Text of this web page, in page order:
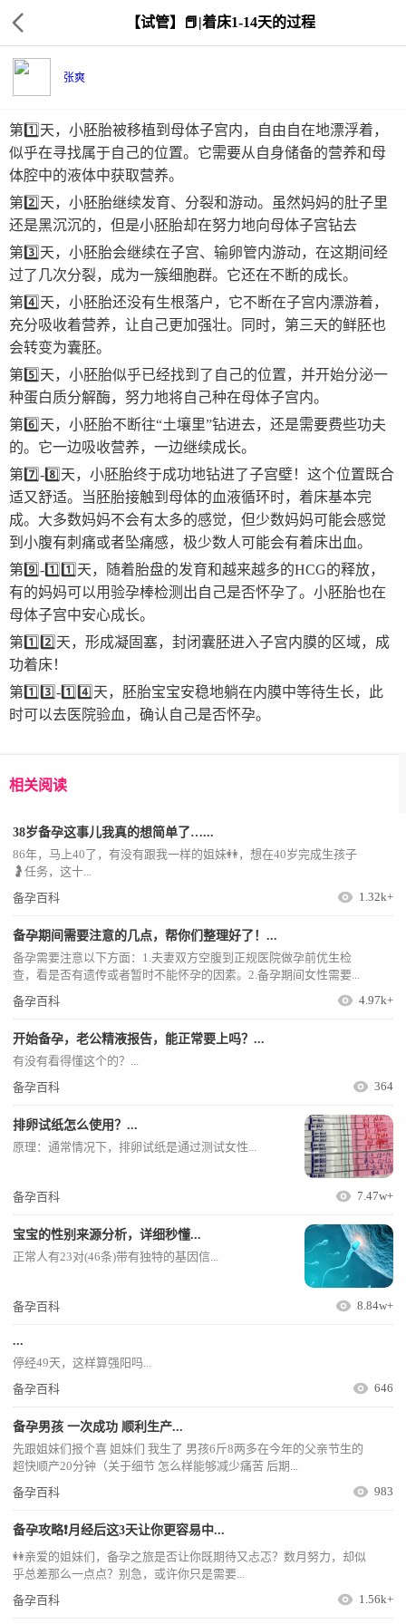
【试管】📕|着床1-14天的过程
张爽
第1️⃣天，小胚胎被移植到母体子宫内，自由自在地漂浮着，
似乎在寻找属于自己的位置。它需要从自身储备的营养和母
体腔中的液体中获取营养。
第2️⃣天，小胚胎继续发育、分裂和游动。虽然妈妈的肚子里
还是黑沉沉的，但是小胚胎却在努力地向母体子宫钻去
第3️⃣天，小胚胎会继续在子宫、输卵管内游动，在这期间经
过了几次分裂，成为一簇细胞群。它还在不断的成长。
第4️⃣天，小胚胎还没有生根落户，它不断在子宫内漂游着，
充分吸收着营养，让自己更加强壮。同时，第三天的鲜胚也
会转变为囊胚。
第5️⃣天，小胚胎似乎已经找到了自己的位置，并开始分泌一
种蛋白质分解酶，努力地将自己种在母体子宫内。
第6️⃣天，小胚胎不断往“土壤里”钻进去，还是需要费些功夫
的。它一边吸收营养，一边继续成长。
第7️⃣-8️⃣天，小胚胎终于成功地钻进了子宫壁！这个位置既合
适又舒适。当胚胎接触到母体的血液循环时，着床基本完
成。大多数妈妈不会有太多的感觉，但少数妈妈可能会感觉
到小腹有刺痛或者坠痛感，极少数人可能会有着床出血。
第9️⃣-1️⃣1️⃣天，随着胎盘的发育和越来越多的HCG的释放，
有的妈妈可以用验孕棒检测出自己是否怀孕了。小胚胎也在
母体子宫中安心成长。
第1️⃣2️⃣天，形成凝固塞，封闭囊胚进入子宫内膜的区域，成
功着床！
第1️⃣3️⃣-1️⃣4️⃣天，胚胎宝宝安稳地躺在内膜中等待生长，此
时可以去医院验血，确认自己是否怀孕。
相关阅读
38岁备孕这事儿我真的想简单了…...
86年，马上40了，有没有跟我一样的姐妹👭，想在40岁完成生孩子
🤰任务，这十...
备孕百科
1.32k+
备孕期间需要注意的几点，帮你们整理好了！...
备孕需要注意以下方面：1.夫妻双方空腹到正规医院做孕前优生检
查，看是否有遗传或者暂时不能怀孕的因素。2.备孕期间女性需要...
备孕百科
4.97k+
开始备孕，老公精液报告，能正常要上吗？...
有没有看得懂这个的？...
备孕百科
364
排卵试纸怎么使用？...
原理：通常情况下，排卵试纸是通过测试女性...
备孕百科 7.47w+
宝宝的性别来源分析，详细秒懂...
正常人有23对(46条)带有独特的基因信...
备孕百科 8.84w+
...
停经49天，这样算强阳吗...
备孕百科
646
备孕男孩 一次成功 顺利生产...
先跟姐妹们报个喜 姐妹们 我生了 男孩6斤8两多在今年的父亲节生的
超快顺产20分钟（关于细节 怎么样能够减少痛苦 后期...
备孕百科
983
备孕攻略❗月经后这3天让你更容易中...
👭亲爱的姐妹们，备孕之旅是否让你既期待又忐忑？数月努力，却似
乎总差那么一点点？别急，或许你只是需要...
备孕百科
1.56k+